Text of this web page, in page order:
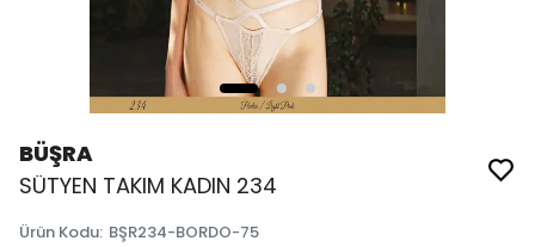
BÜŞRA
SÜTYEN TAKIM KADIN 234
Ürün Kodu: BŞR234-BORDO-75